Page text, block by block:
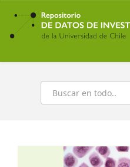
Ir
contenido
principal
Buscar